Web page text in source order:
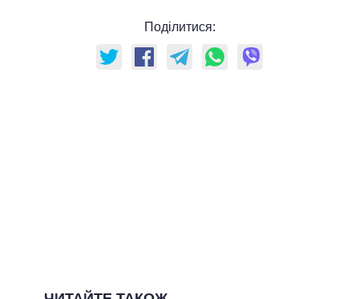
Поділитися: